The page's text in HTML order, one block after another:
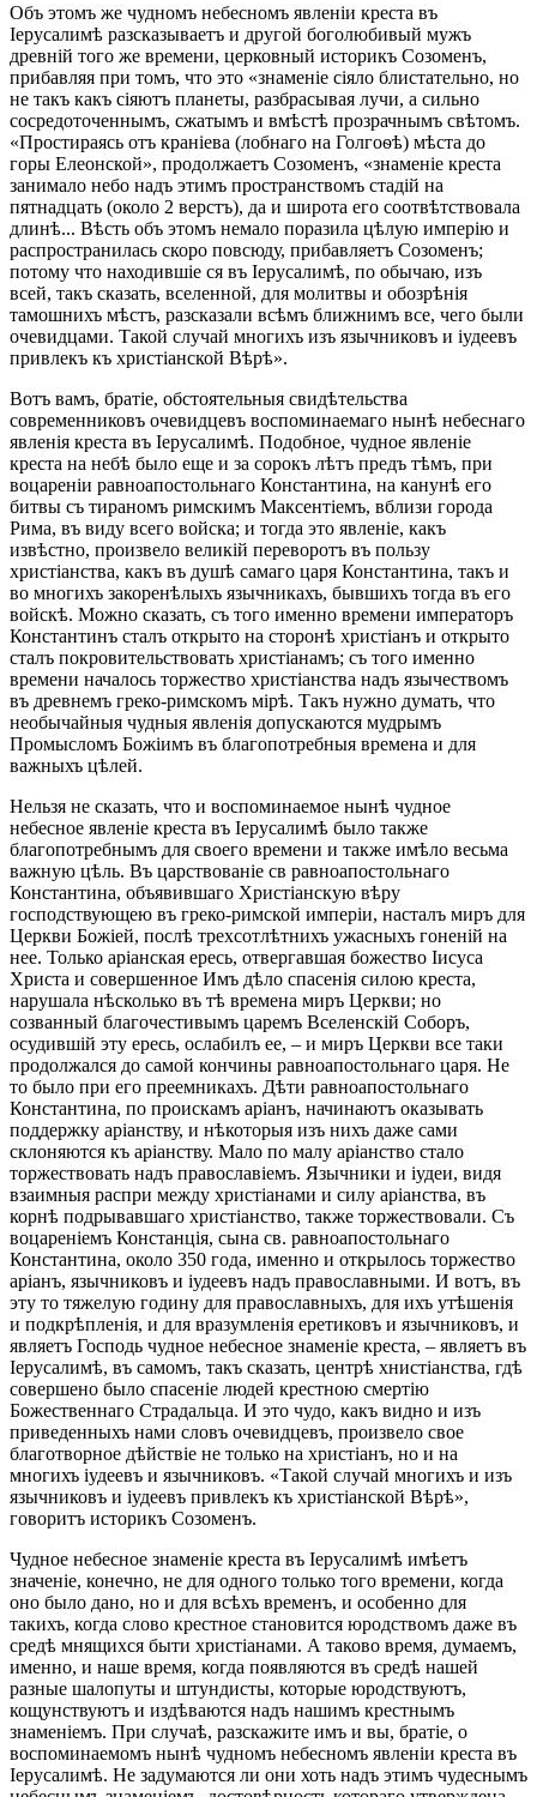
Объ этомъ же чудномъ небесномъ явленіи креста въ
Іерусалимѣ разсказываетъ и другой боголюбивый мужъ
древній того же времени, церковный историкъ Созоменъ,
прибавляя при томъ, что это «знаменіе сіяло блистательно, но
не такъ какъ сіяютъ планеты, разбрасывая лучи, а сильно
сосредоточеннымъ, сжатымъ и вмѣстѣ прозрачнымъ свѣтомъ.
«Простираясь отъ краніева (лобнаго на Голгоѳѣ) мѣста до
горы Елеонской», продолжаетъ Созоменъ, «знаменіе креста
занимало небо надъ этимъ пространствомъ стадій на
пятнадцать (около 2 верстъ), да и широта его соотвѣтствовала
длинѣ... Вѣсть объ этомъ немало поразила цѣлую имперію и
распространилась скоро повсюду, прибавляетъ Созоменъ;
потому что находившіе ся въ Іерусалимѣ, по обычаю, изъ
всей, такъ сказать, вселенной, для молитвы и обозрѣнія
тамошнихъ мѣстъ, разсказали всѣмъ ближнимъ все, чего были
очевидцами. Такой случай многихъ изъ язычниковъ и іудеевъ
привлекъ къ христіанской Вѣрѣ».
Вотъ вамъ, братіе, обстоятельныя свидѣтельства
современниковъ очевидцевъ воспоминаемаго нынѣ небеснаго
явленія креста въ Іерусалимѣ. Подобное, чудное явленіе
креста на небѣ было еще и за сорокъ лѣтъ предъ тѣмъ, при
воцареніи равноапостольнаго Константина, на канунѣ его
битвы съ тираномъ римскимъ Максентіемъ, вблизи города
Рима, въ виду всего войска; и тогда это явленіе, какъ
извѣстно, произвело великій переворотъ въ пользу
христіанства, какъ въ душѣ самаго царя Константина, такъ и
во многихъ закоренѣлыхъ язычникахъ, бывшихъ тогда въ его
войскѣ. Можно сказать, съ того именно времени императоръ
Константинъ сталъ открыто на сторонѣ христіанъ и открыто
сталъ покровительствовать христіанамъ; съ того именно
времени началось торжество христіанства надъ язычествомъ
въ древнемъ греко-римскомъ мірѣ. Такъ нужно думать, что
необычайныя чудныя явленія допускаются мудрымъ
Промысломъ Божіимъ въ благопотребныя времена и для
важныхъ цѣлей.
Нельзя не сказать, что и воспоминаемое нынѣ чудное
небесное явленіе креста въ Іерусалимѣ было также
благопотребнымъ для своего времени и также имѣло весьма
важную цѣль. Въ царствованіе св равноапостольнаго
Константина, объявившаго Христіанскую вѣру
господствующею въ греко-римской имперіи, насталъ миръ для
Церкви Божіей, послѣ трехсотлѣтнихъ ужасныхъ гоненій на
нее. Только аріанская ересь, отвергавшая божество Іисуса
Христа и совершенное Имъ дѣло спасенія силою креста,
нарушала нѣсколько въ тѣ времена миръ Церкви; но
созванный благочестивымъ царемъ Вселенскій Соборъ,
осудившій эту ересь, ослабилъ ее, – и миръ Церкви все таки
продолжался до самой кончины равноапостольнаго царя. Не
то было при его преемникахъ. Дѣти равноапостольнаго
Константина, по проискамъ аріанъ, начинаютъ оказывать
поддержку аріанству, и нѣкоторыя изъ нихъ даже сами
склоняются къ аріанству. Мало по малу аріанство стало
торжествовать надъ православіемъ. Язычники и іудеи, видя
взаимныя распри между христіанами и силу аріанства, въ
корнѣ подрывавшаго христіанство, также торжествовали. Съ
воцареніемъ Констанція, сына св. равноапостольнаго
Константина, около 350 года, именно и открылось торжество
аріанъ, язычниковъ и іудеевъ надъ православными. И вотъ, въ
эту то тяжелую годину для православныхъ, для ихъ утѣшенія
и подкрѣпленія, и для вразумленія еретиковъ и язычниковъ, и
являетъ Господь чудное небесное знаменіе креста, – являетъ въ
Іерусалимѣ, въ самомъ, такъ сказать, центрѣ хнистіанства, гдѣ
совершено было спасеніе людей крестною смертію
Божественнаго Страдальца. И это чудо, какъ видно и изъ
приведенныхъ нами словъ очевидцевъ, произвело свое
благотворное дѣйствіе не только на христіанъ, но и на
многихъ іудеевъ и язычниковъ. «Такой случай многихъ и изъ
язычниковъ и іудеевъ привлекъ къ христіанской Вѣрѣ»,
говоритъ историкъ Созоменъ.
Чудное небесное знаменіе креста въ Іерусалимѣ имѣетъ
значеніе, конечно, не для одного только того времени, когда
оно было дано, но и для всѣхъ временъ, и особенно для
такихъ, когда слово крестное становится юродствомъ даже въ
средѣ мнящихся быти христіанами. А таково время, думаемъ,
именно, и наше время, когда появляются въ средѣ нашей
разные шалопуты и штундисты, которые юродствуютъ,
кощунствуютъ и издѣваются надъ нашимъ крестнымъ
знаменіемъ. При случаѣ, разскажите имъ и вы, братіе, о
воспоминаемомъ нынѣ чудномъ небесномъ явленіи креста въ
Іерусалимѣ. Не задумаются ли они хоть надъ этимъ чудеснымъ